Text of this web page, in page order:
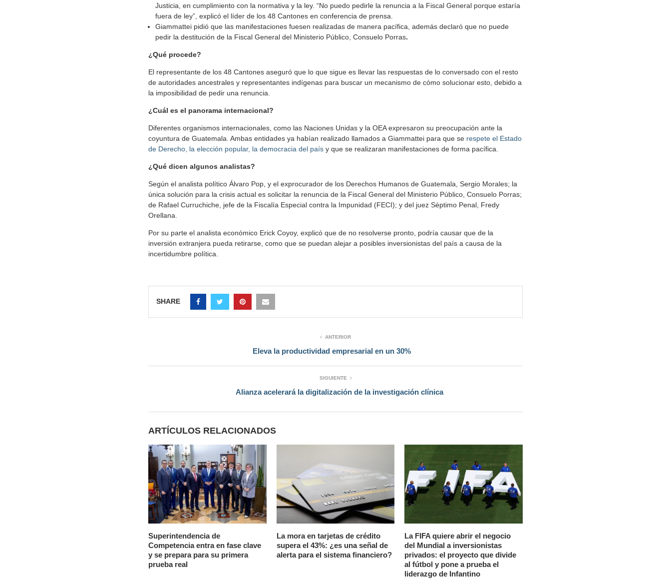
Justicia, en cumplimiento con la normativa y la ley. “No puedo pedirle la renuncia a la Fiscal General porque estaría
fuera de ley”, explicó el líder de los 48 Cantones en conferencia de prensa.
Giammattei pidió que las manifestaciones fuesen realizadas de manera pacífica, además declaró que no puede
pedir la destitución de la Fiscal General del Ministerio Público, Consuelo Porras.
¿Qué procede?
El representante de los 48 Cantones aseguró que lo que sigue es llevar las respuestas de lo conversado con el resto
de autoridades ancestrales y representantes indígenas para buscar un mecanismo de cómo solucionar esto, debido a
la imposibilidad de pedir una renuncia.
¿Cuál es el panorama internacional?
Diferentes organismos internacionales, como las Naciones Unidas y la OEA expresaron su preocupación ante la
coyuntura de Guatemala. Ambas entidades ya habían realizado llamados a Giammattei para que se respete el Estado
de Derecho, la elección popular, la democracia del país y que se realizaran manifestaciones de forma pacífica.
¿Qué dicen algunos analistas?
Según el analista político Álvaro Pop, y el exprocurador de los Derechos Humanos de Guatemala, Sergio Morales; la
única solución para la crisis actual es solicitar la renuncia de la Fiscal General del Ministerio Público, Consuelo Porras;
de Rafael Curruchiche, jefe de la Fiscalía Especial contra la Impunidad (FECI); y del juez Séptimo Penal, Fredy
Orellana.
Por su parte el analista económico Erick Coyoy, explicó que de no resolverse pronto, podría causar que de la
inversión extranjera pueda retirarse, como que se puedan alejar a posibles inversionistas del país a causa de la
incertidumbre política.
SHARE
ANTERIOR
Eleva la productividad empresarial en un 30%
SIGUIENTE
Alianza acelerará la digitalización de la investigación clínica
ARTÍCULOS RELACIONADOS
Superintendencia de
Competencia entra en fase clave
y se prepara para su primera
prueba real
La mora en tarjetas de crédito
supera el 43%: ¿es una señal de
alerta para el sistema financiero?
La FIFA quiere abrir el negocio
del Mundial a inversionistas
privados: el proyecto que divide
al fútbol y pone a prueba el
liderazgo de Infantino